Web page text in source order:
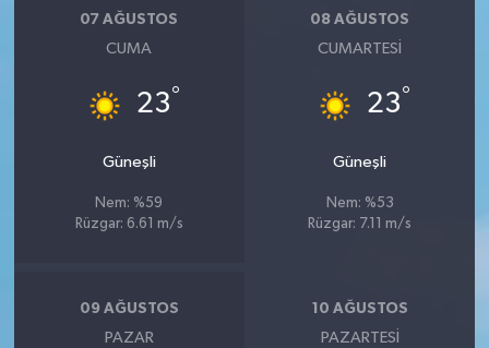
07 AĞUSTOS
CUMA
23°
Güneşli
Nem: %59
Rüzgar: 6.61 m/s
08 AĞUSTOS
CUMARTESI
23°
Güneşli
Nem: %53
Rüzgar: 7.11 m/s
09 AĞUSTOS
PAZAR
10 AĞUSTOS
PAZARTESI